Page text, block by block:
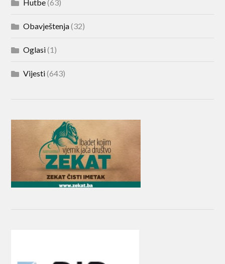
Hutbe(63)
Obavještenja(32)
Oglasi(1)
Vijesti(643)